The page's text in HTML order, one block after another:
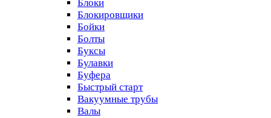
Блоки
Блокировщики
Бойки
Болты
Буксы
Булавки
Буфера
Быстрый старт
Вакуумные трубы
Валы